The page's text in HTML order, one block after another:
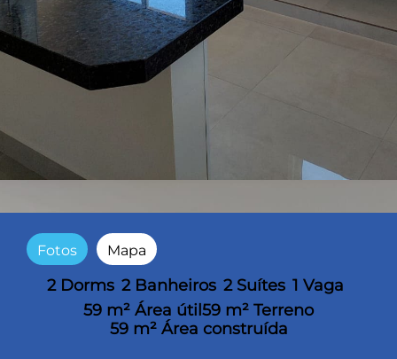
Fotos Mapa
2 Dorms 2 Banheiros 2 Suítes 1 Vaga
59 m² Área útil 59 m² Terreno
59 m² Área construída